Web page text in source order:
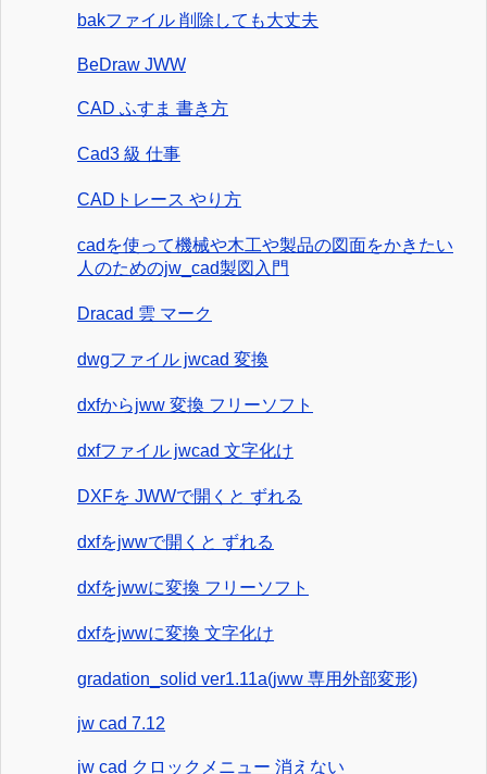
bakファイル 削除しても大丈夫
BeDraw JWW
CAD ふすま 書き方
Cad3 級 仕事
CADトレース やり方
cadを使って機械や木工や製品の図面をかきたい
人のためのjw_cad製図入門
Dracad 雲 マーク
dwgファイル jwcad 変換
dxfからjww 変換 フリーソフト
dxfファイル jwcad 文字化け
DXFを JWWで開くと ずれる
dxfをjwwで開くと ずれる
dxfをjwwに変換 フリーソフト
dxfをjwwに変換 文字化け
gradation_solid ver1.11a(jww 専用外部変形)
jw cad 7.12
jw cad クロックメニュー 消えない